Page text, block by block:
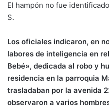
El hampón no fue
S.
Los oficiales indicaron, en
labores de inteligencia en
Bebé», dedicada al robo y
residencia en la parroquia
trasladaban por la avenida
observaron a varios